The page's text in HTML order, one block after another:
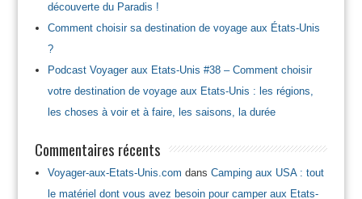
découverte du Paradis !
Comment choisir sa destination de voyage aux États-Unis
?
Podcast Voyager aux Etats-Unis #38 – Comment choisir
votre destination de voyage aux Etats-Unis : les régions,
les choses à voir et à faire, les saisons, la durée
Commentaires récents
Voyager-aux-Etats-Unis.com dans Camping aux USA : tout
le matériel dont vous avez besoin pour camper aux Etats-